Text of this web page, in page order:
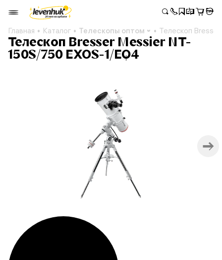
Главная Каталог Телескопы оптом Телескоп
Телескоп Bresser Messier NT-
150S/750 EXOS-1/EQ4